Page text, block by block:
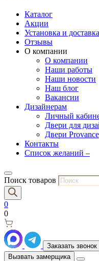
Каталог
Акции
Установка и доставка
Отзывы
О компании
О компании
Наши работы
Наши новости
Наш блог
Вакансии
Дизайнерам
Личный
Двери для
Двери Provance
Контакты
Список желаний –
Поиск товаров
0
0
Заказать звонок
Вызвать замерщика